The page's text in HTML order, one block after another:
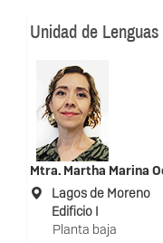
Unidad de
Mtra. Martha Marina
Lagos de Moreno
Edificio I
Planta baja